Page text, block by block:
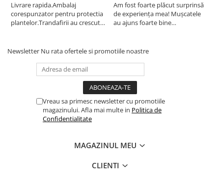
Livrare rapida.Ambalaj
corespunzator pentru protectia
plantelor.Trandafirii au crescut
Am fost foarte plăcut surprinsă
de experiența mea! Mușcatele
au ajuns foarte bine
transportului. Se vede că au fost
Newsletter Nu rata ofertele si promotiile noastre
Vreau sa primesc newsletter cu promotiile
magazinului. Afla mai multe in Politica de
Confidentialitate
MAGAZINUL MEU
CLIENTI